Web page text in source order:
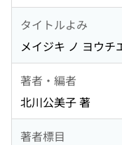
タイトルよみ
メイジキ ノ ヨウチ
著者・編者
北川公美子 著
著者標目